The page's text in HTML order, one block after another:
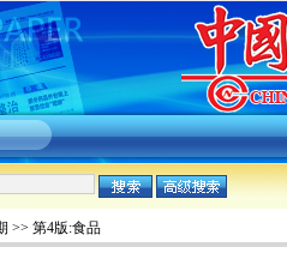
>> 第4版:食品